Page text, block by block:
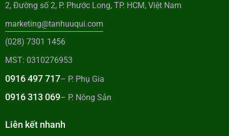
2, Đường số 2, P. Phước Long, TP. HCM, Việt Nam
marketing@tanhuuqui.com
(028) 7301 1456
MST: 0310276953
0916 497 717– P. Phụ Gia
0916 313 069– P. Nông Sản
Liên kết nhanh